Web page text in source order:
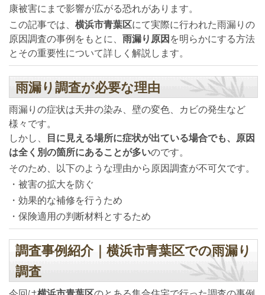
康被害にまで影響が広がる恐れがあります。
この記事では、 横浜市青葉区にて実際に行われた雨漏りの
原因調査の事例をもとに、 雨漏り原因 を明らかにする方法
とその重要性について詳しく解説します。
雨漏り調査が必要な理由
雨漏りの症状は天井の染み、壁の変色、カビの発生など
様々です。
しかし、
目に見える場所に症状が出ている場合でも、原因
は全く別の箇所にあることが多いのです。
そのため、以下のような理由から原因調査が不可欠です。
・被害の拡大を防ぐ
・効果的な補修を行うため
・保険適用の判断材料とするため
調査事例紹介｜横浜市青葉区での雨漏り
調査